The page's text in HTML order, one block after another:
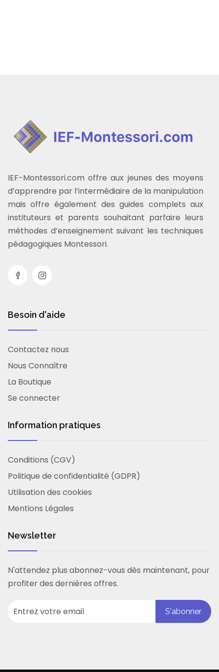
IEF-Montessori.com offre aux jeunes des moyens
d’apprendre par l’intermédiaire de la manipulation
mais offre également des guides complets aux
instituteurs et parents souhaitant parfaire leurs
méthodes d’enseignement suivant les techniques
pédagogiques Montessori.
Besoin d'aide
Contactez nous
Nous Connaître
La Boutique
Se connecter
Information pratiques
Conditions (CGV)
Politique de confidentialité (GDPR)
Utilisation des cookies
Mentions Légales
Newsletter
N'attendez plus abonnez-vous dès maintenant, pour
profiter des dernières offres.
S'abonner